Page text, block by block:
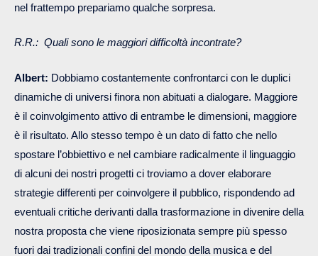
nel frattempo prepariamo qualche sorpresa.
R.R.: Quali sono le maggiori difficoltà incontrate?
Albert: Dobbiamo costantemente confrontarci con le duplici
dinamiche di universi finora non abituati a dialogare. Maggiore
è il coinvolgimento attivo di entrambe le dimensioni, maggiore
è il risultato. Allo stesso tempo è un dato di fatto che nello
spostare l’obbiettivo e nel cambiare radicalmente il linguaggio
di alcuni dei nostri progetti ci troviamo a dover elaborare
strategie differenti per coinvolgere il pubblico, rispondendo ad
eventuali critiche derivanti dalla trasformazione in divenire della
nostra proposta che viene riposizionata sempre più spesso
fuori dai tradizionali confini del mondo della musica e del